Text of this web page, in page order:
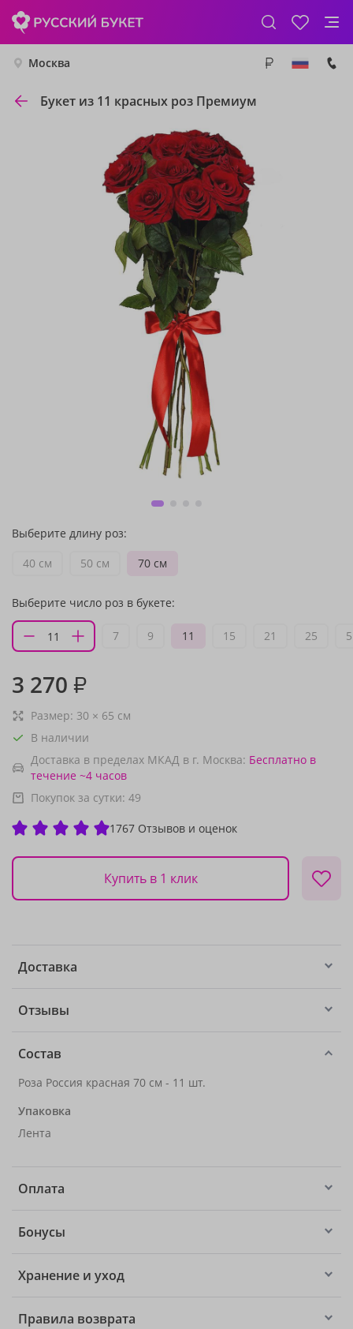
Москва
Букет из 11 красных роз Премиум
Выберите длину роз:
40 см
50 см 70 см
Выберите число роз в букете:
7 9 11 15 21 25
3 270 ₽
Размер: 30 × 65 см
В наличии
Доставка в пределах МКАД в г. Москва: Бесплатно в
течение ~4 часов
Покупок за сутки: 49
1767 Отзывов и оценок
Купить в 1 клик
Доставка
Отзывы
Состав
Роза Россия красная 70 см - 11 шт.
Упаковка
Лента
Оплата
Бонусы
Хранение и уход
Правила возврата